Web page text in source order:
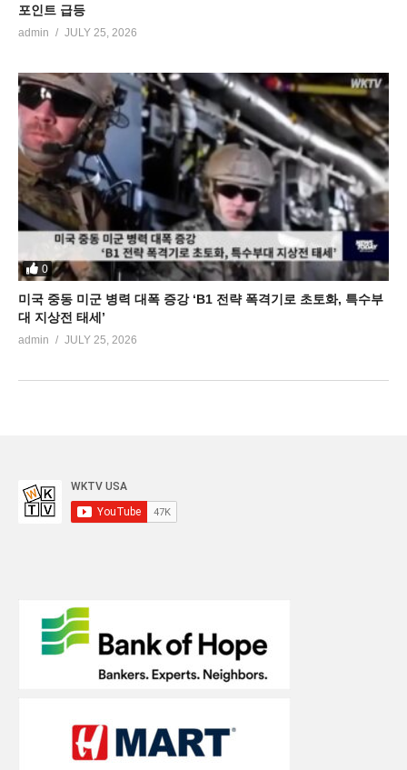
포인트 급등
admin JULY 25, 2026
0
미국 중동 미군 병력 대폭 증강 ‘B1 전략 폭격기로 초토화, 특수부
대 지상전 태세’
admin JULY 25, 2026